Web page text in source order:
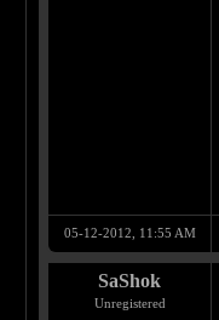
05-12-2012, 11:55 AM
SaShok
Unregistered